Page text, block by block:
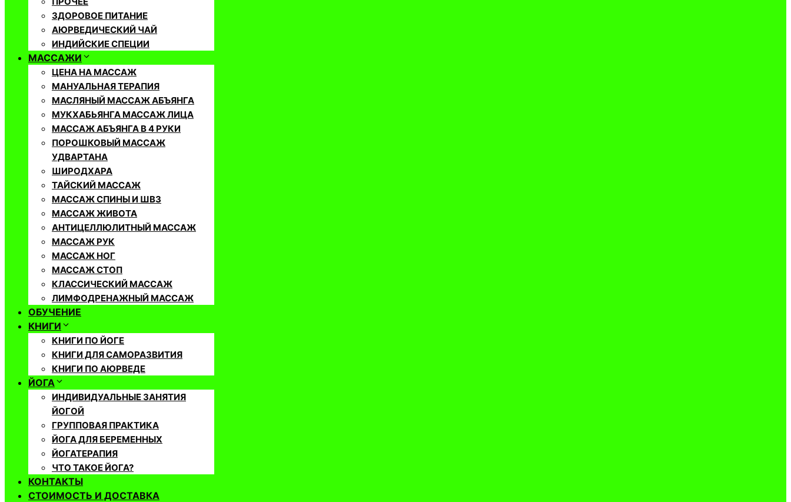
ЗДОРОВОЕ ПИТАНИЕ
АЮРВЕДИЧЕСКИЙ ЧАЙ
ИНДИЙСКИЕ СПЕЦИИ
МАССАЖИ
ЦЕНА НА МАССАЖ
МАНУАЛЬНАЯ ТЕРАПИЯ
МАСЛЯНЫЙ МАССАЖ АБЪЯНГА
МУКХАБЬЯНГА МАССАЖ ЛИЦА
МАССАЖ АБЪЯНГА В 4 РУКИ
ПОРОШКОВЫЙ МАССАЖ
УДВАРТАНА
ШИРОДХАРА
ТАЙСКИЙ МАССАЖ
МАССАЖ СПИНЫ И ШВЗ
МАССАЖ ЖИВОТА
АНТИЦЕЛЛЮЛИТНЫЙ МАССАЖ
МАССАЖ РУК
МАССАЖ НОГ
МАССАЖ СТОП
КЛАССИЧЕСКИЙ МАССАЖ
ЛИМФОДРЕНАЖНЫЙ МАССАЖ
ОБУЧЕНИЕ
КНИГИ
КНИГИ ПО ЙОГЕ
КНИГИ ДЛЯ САМОРАЗВИТИЯ
КНИГИ ПО АЮРВЕДЕ
ЙОГА
ИНДИВИДУАЛЬНЫЕ ЗАНЯТИЯ
ЙОГОЙ
ГРУППОВАЯ ПРАКТИКА
ЙОГА ДЛЯ БЕРЕМЕННЫХ
ЙОГАТЕРАПИЯ
ЧТО ТАКОЕ ЙОГА?
КОНТАКТЫ
СТОИМОСТЬ И ДОСТАВКА